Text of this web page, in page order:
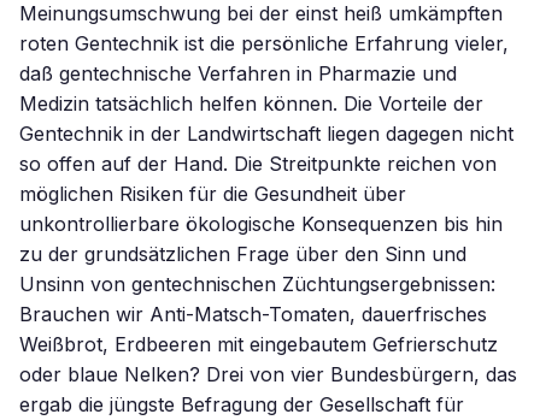
Meinungsumschwung bei der einst heiß umkämpften
roten Gentechnik ist die persönliche Erfahrung vieler,
daß gentechnische Verfahren in Pharmazie und
Medizin tatsächlich helfen können. Die Vorteile der
Gentechnik in der Landwirtschaft liegen dagegen nicht
so offen auf der Hand. Die Streitpunkte reichen von
möglichen Risiken für die Gesundheit über
unkontrollierbare ökologische Konsequenzen bis hin
zu der grundsätzlichen Frage über den Sinn und
Unsinn von gentechnischen Züchtungsergebnissen:
Brauchen wir Anti-Matsch-Tomaten, dauerfrisches
Weißbrot, Erdbeeren mit eingebautem Gefrierschutz
oder blaue Nelken? Drei von vier Bundesbürgern, das
ergab die jüngste Befragung der Gesellschaft für